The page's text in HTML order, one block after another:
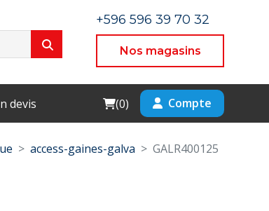
+596 596 39 70 32
Nos magasins
devis Cart
(0) Compte
access-gaines-galva GALR400125